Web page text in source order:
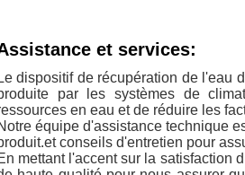
et services:
dispositif de récupération de l'eau
par les systèmes de
en eau et de réduire les
équipe d'assistance technique
conseils d'entretien pour
mettant l'accent sur la satisfaction